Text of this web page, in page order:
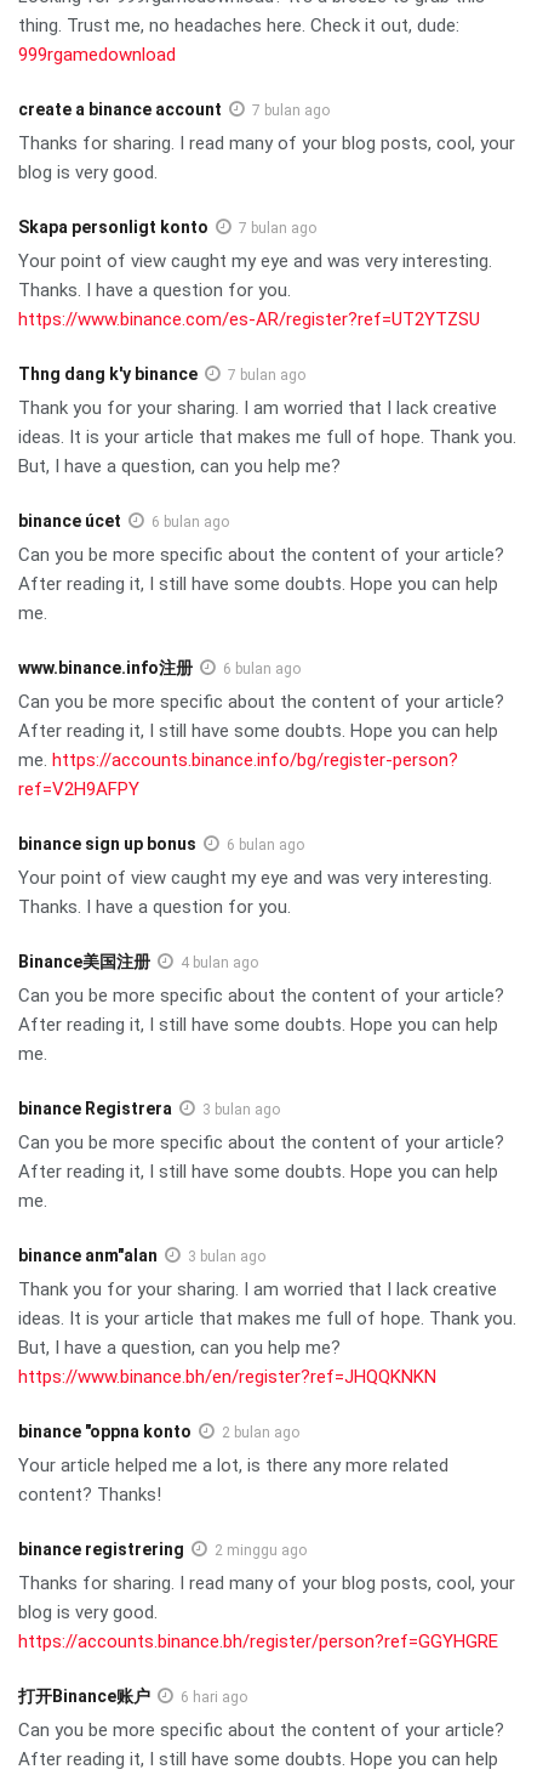
thing. Trust me, no headaches here. Check it out, dude:
999rgamedownload
create a binance account 7 bulan ago
Thanks for sharing. I read many of your blog posts, cool, your
blog is very good.
Skapa personligt konto 7 bulan ago
Your point of view caught my eye and was very interesting.
Thanks. I have a question for you.
https://www.binance.com/es-AR/register?ref=UT2YTZSU
Thng dang k'y binance 7 bulan ago
Thank you for your sharing. I am worried that I lack creative
ideas. It is your article that makes me full of hope. Thank you.
But, I have a question, can you help me?
binance úcet 6 bulan ago
Can you be more specific about the content of your article?
After reading it, I still have some doubts. Hope you can help
me.
www.binance.info注册 6 bulan ago
Can you be more specific about the content of your article?
After reading it, I still have some doubts. Hope you can help
me. https://accounts.binance.info/bg/register-person?
ref=V2H9AFPY
binance sign up bonus 6 bulan ago
Your point of view caught my eye and was very interesting.
Thanks. I have a question for you.
Binance美国注册 4 bulan ago
Can you be more specific about the content of your article?
After reading it, I still have some doubts. Hope you can help
me.
binance Registrera 3 bulan ago
Can you be more specific about the content of your article?
After reading it, I still have some doubts. Hope you can help
me.
binance anm"alan 3 bulan ago
Thank you for your sharing. I am worried that I lack creative
ideas. It is your article that makes me full of hope. Thank you.
But, I have a question, can you help me?
https://www.binance.bh/en/register?ref=JHQQKNKN
binance "oppna konto 2 bulan ago
Your article helped me a lot, is there any more related
content? Thanks!
binance registrering 2 minggu ago
Thanks for sharing. I read many of your blog posts, cool, your
blog is very good.
https://accounts.binance.bh/register/person?ref=GGYHGRE
打开Binance账户 6 hari ago
Can you be more specific about the content of your article?
After reading it, I still have some doubts. Hope you can help